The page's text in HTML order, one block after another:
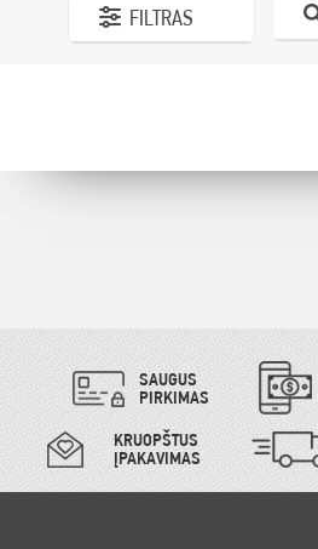
FILTRAS
SAUGUS
PIRKIMAS
KRUOPŠTUS
ĮPAKAVIMAS